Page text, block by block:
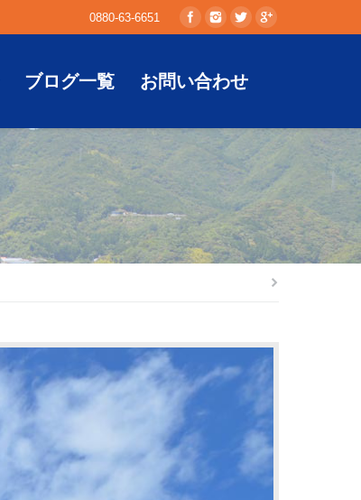
0880-63-6651
ブログ一覧 お問い合わせ